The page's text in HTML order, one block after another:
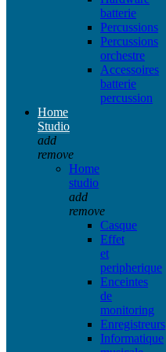
batterie
Percussions
Percussions
orchestre
Accessoires
batterie
percussion
Home
Studio
add
remove
Home
studio
add
remove
Casque
Effet
et
peripherique
Enceintes
de
monitoring
Enregistreurs
Informatique